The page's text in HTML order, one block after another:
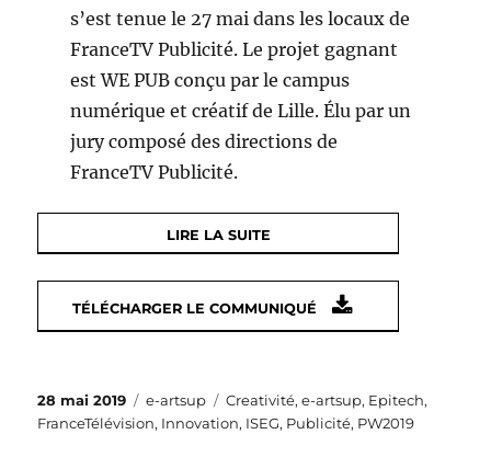
s’est tenue le 27 mai dans les locaux de
FranceTV Publicité. Le projet gagnant
est WE PUB conçu par le campus
numérique et créatif de Lille. Élu par un
jury composé des directions de
FranceTV Publicité.
LIRE LA SUITE
TÉLÉCHARGER LE COMMUNIQUÉ
Publié
le
28 mai 2019 Catégories
e-artsup Étiquettes
Creativité,e-artsup, Epitech,
FranceTélévision, Innovation, ISEG, Publicité, PW2019